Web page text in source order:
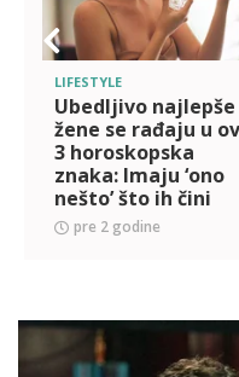
LIFESTYLE
Ubedljivo najlepše
žene se rađaju u
3 horoskopska
znaka: Imaju ‘ono
nešto’ što ih čini
neodoljivima
pre 2 godine